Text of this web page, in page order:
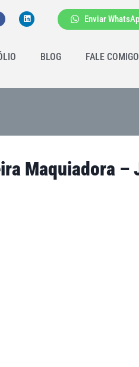
Enviar
BLOG FALE COMIGO
Maquiadora –